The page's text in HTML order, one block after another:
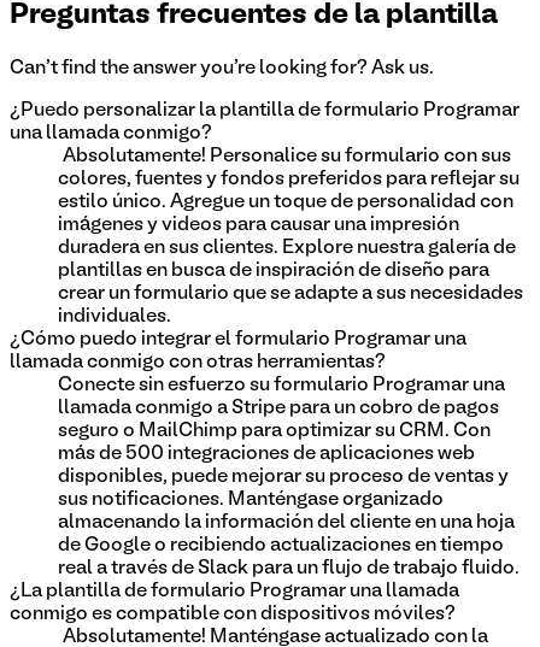
Preguntas frecuentes de la plantilla
Can't find the answer you're looking for? Ask us.
¿Puedo personalizar la plantilla de formulario Programar
una llamada conmigo?
¡Absolutamente! Personalice su formulario con sus
colores, fuentes y fondos preferidos para reflejar su
estilo único. Agregue un toque de personalidad con
imágenes y videos para causar una impresión
duradera en sus clientes. Explore nuestra galería de
plantillas en busca de inspiración de diseño para
crear un formulario que se adapte a sus necesidades
individuales.
¿Cómo puedo integrar el formulario Programar una
llamada conmigo con otras herramientas?
Conecte sin esfuerzo su formulario Programar una
llamada conmigo a Stripe para un cobro de pagos
seguro o MailChimp para optimizar su CRM. Con
más de 500 integraciones de aplicaciones web
disponibles, puede mejorar su proceso de ventas y
sus notificaciones. Manténgase organizado
almacenando la información del cliente en una hoja
de Google o recibiendo actualizaciones en tiempo
real a través de Slack para un flujo de trabajo fluido.
¿La plantilla de formulario Programar una llamada
conmigo es compatible con dispositivos móviles?
¡Absolutamente! Manténgase actualizado con la